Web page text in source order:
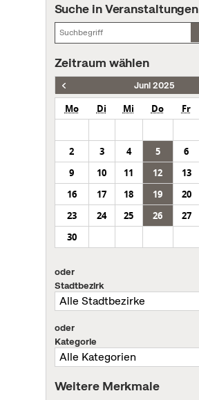
Suche in Veranstaltungen
Zeitraum wählen
Juni 2025
Mo Di Mi Do Fr
2
3 4 5 6
9
10 11 12 13
16
17 18 19 20
23
24 25 26 27
30
oder
Stadtbezirk
oder
Kategorie
Weitere Merkmale